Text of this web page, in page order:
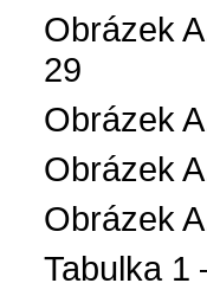
Obrázek
29
Obrázek
Obrázek
Obrázek
Tabulka 1